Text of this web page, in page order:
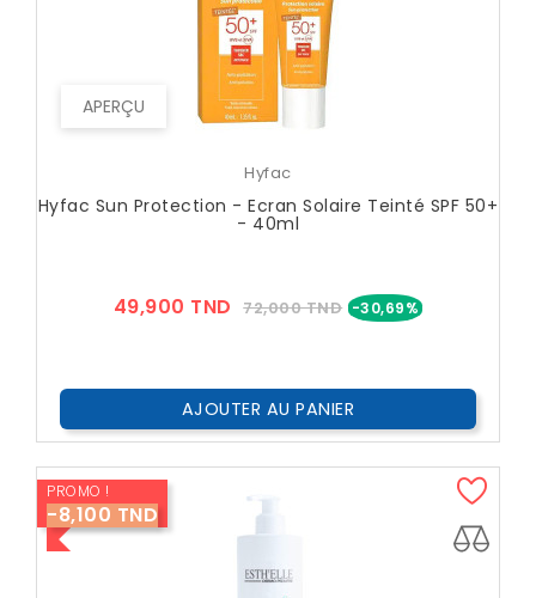
APERÇU
Hyfac
Hyfac Sun Protection - Ecran Solaire Teinté SPF 50+
- 40ml
49,900 TND Prix
72,000 TND -30,69%Prix
AJOUTER AU PANIER
PROMO !
-8,100 TND